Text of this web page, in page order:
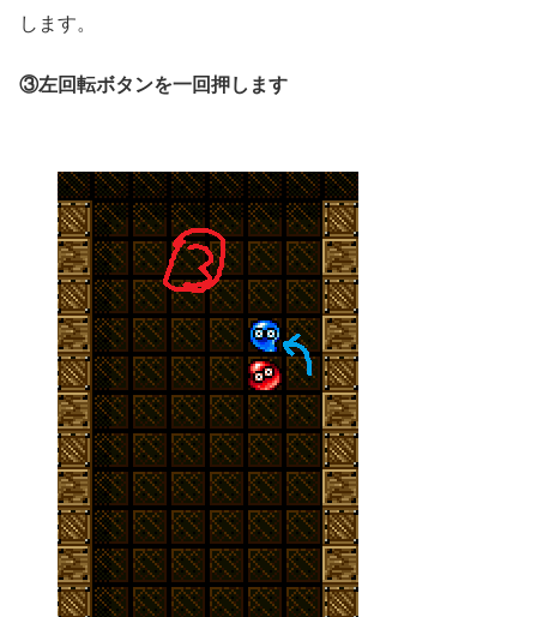
します。
③左回転ボタンを一回押します